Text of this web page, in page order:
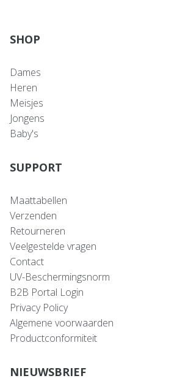
SHOP
Dames
Heren
Meisjes
Jongens
Baby's
SUPPORT
Maattabellen
Verzenden
Retourneren
Veelgestelde vragen
Contact
UV-Beschermingsnorm
B2B Portal Login
Privacy Policy
Algemene voorwaarden
Productconformiteit
NIEUWSBRIEF